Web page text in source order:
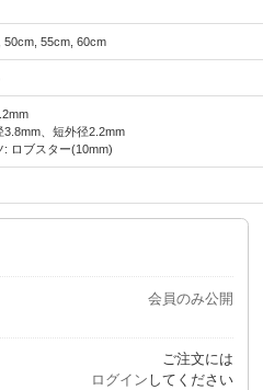
50cm, 55cm, 60cm
3.8mm、短外径2.2mm
: ロブスター(10mm)
会員のみ公開
ご注文には
ログイン してください